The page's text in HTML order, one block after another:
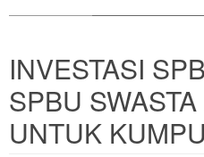
INVESTASI
SPBU
UNTUK